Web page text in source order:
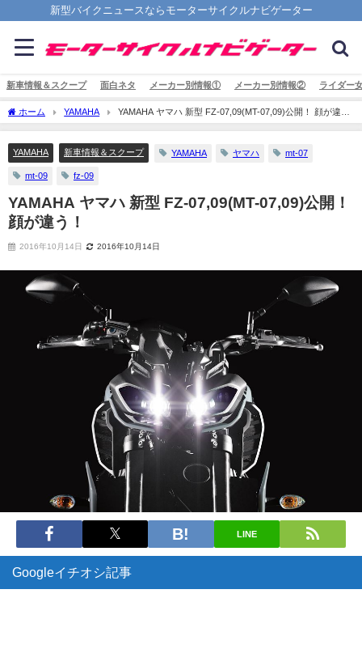
新型バイクニュースならモーターサイクルナビゲーター
新車情報＆スクープ 面白ネタ メーカー別情報① メーカー別情報② ライダー
ホーム YAMAHA
YAMAHA ヤマハ 新型 FZ-07,09(MT-07,09)公開！ 顔が違
う！
YAMAHA 新車情報＆スクープ YAMAHA ヤマハ mt-07
mt-09 fz-09
YAMAHA ヤマハ 新型 FZ-07,09(MT-07,09)公開！
顔が違う！
2016年10月14日 2016年10月14日
LINE
Googleイチオシ記事